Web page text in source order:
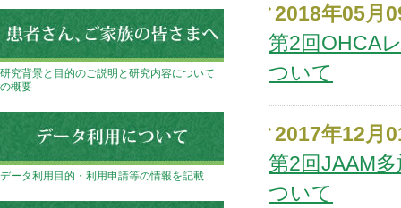
研究背景と目的のご説明と研究内容について
の概要
データ利用目的・利用申請等の情報を記載
2018年05月
第2回OHCA
ついて
2017年12月
第2回JAAM
ついて